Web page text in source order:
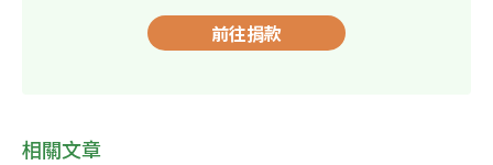
前往捐款
相關文章